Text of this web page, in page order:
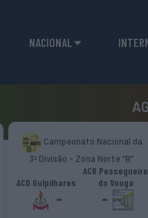
NACIONAL
Campeonato Nacional da
3ª Divisão - Zona Norte “B”
ACD Gulpilhares
-
ACR Pessegueiro
do Vouga
-